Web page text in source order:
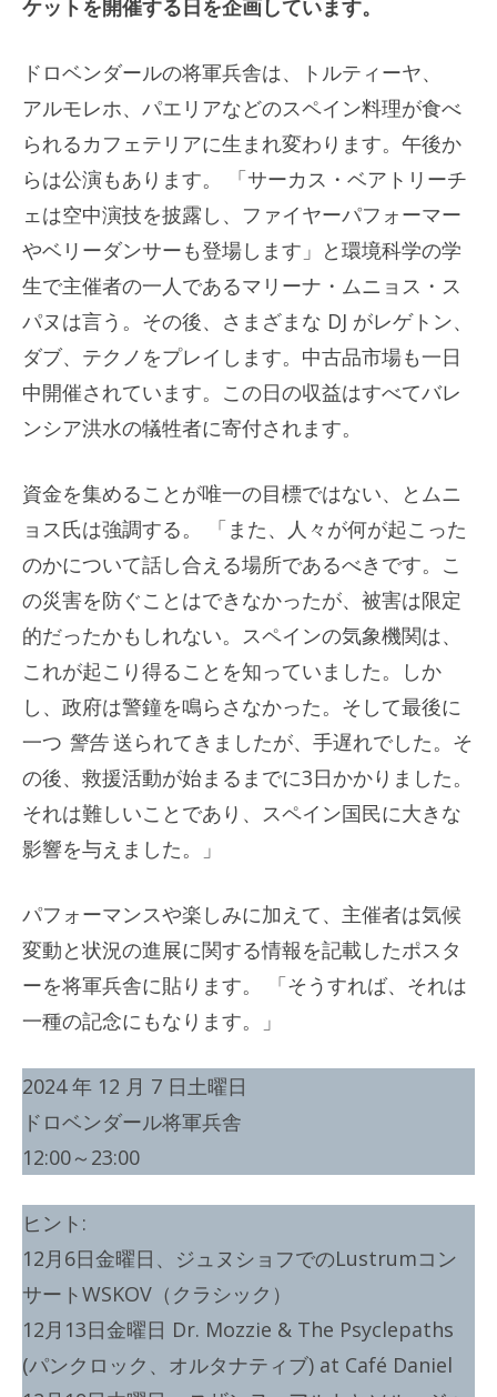
ケットを開催する日を企画しています。
ドロベンダールの将軍兵舎は、トルティーヤ、
アルモレホ、パエリアなどのスペイン料理が食べ
られるカフェテリアに生まれ変わります。午後か
らは公演もあります。 「サーカス・ベアトリーチ
ェは空中演技を披露し、ファイヤーパフォーマー
やベリーダンサーも登場します」と環境科学の学
生で主催者の一人であるマリーナ・ムニョス・ス
パヌは言う。その後、さまざまな DJ がレゲトン、
ダブ、テクノをプレイします。中古品市場も一日
中開催されています。この日の収益はすべてバレ
ンシア洪水の犠牲者に寄付されます。
資金を集めることが唯一の目標ではない、とムニ
ョス氏は強調する。 「また、人々が何が起こった
のかについて話し合える場所であるべきです。こ
の災害を防ぐことはできなかったが、被害は限定
的だったかもしれない。スペインの気象機関は、
これが起こり得ることを知っていました。しか
し、政府は警鐘を鳴らさなかった。そして最後に
一つ 警告送られてきましたが、手遅れでした。そ
の後、救援活動が始まるまでに3日かかりました。
それは難しいことであり、スペイン国民に大きな
影響を与えました。」
パフォーマンスや楽しみに加えて、主催者は気候
変動と状況の進展に関する情報を記載したポスタ
ーを将軍兵舎に貼ります。 「そうすれば、それは
一種の記念にもなります。」
2024 年 12 月 7 日土曜日
ドロベンダール将軍兵舎
12:00～23:00
ヒント:
12月6日金曜日、ジュヌショフでのLustrumコン
サートWSKOV（クラシック）
12月13日金曜日 Dr. Mozzie & The Psyclepaths
(パンクロック、オルタナティブ) at Café Daniel